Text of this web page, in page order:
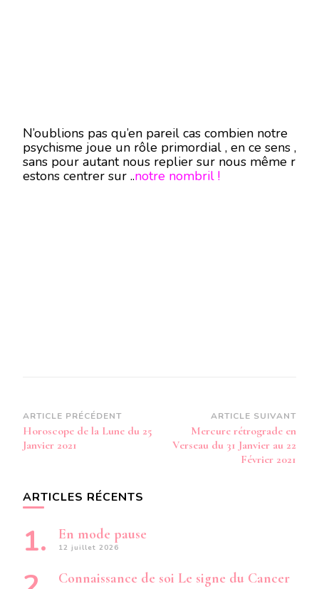
N’oublions pas qu’en pareil cas combien notre
psychisme joue un rôle primordial , en ce sens ,
sans pour autant nous replier sur nous même r
estons centrer sur ..notre nombril !
Navigation
d’article
ARTICLE PRÉCÉDENT
Horoscope de la Lune du 25
Janvier 2021
ARTICLE SUIVANT
Mercure rétrograde en
Verseau du 31 Janvier au 22
Février 2021
ARTICLES RÉCENTS
En mode pause
12 juillet 2026
Connaissance de soi Le signe du Cancer